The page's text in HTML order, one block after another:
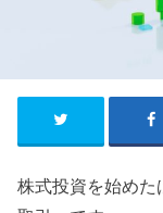
株式投資を始めた